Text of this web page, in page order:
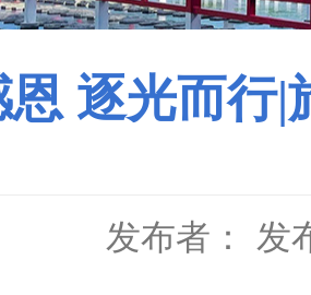
逐光而行|
发布者： 发